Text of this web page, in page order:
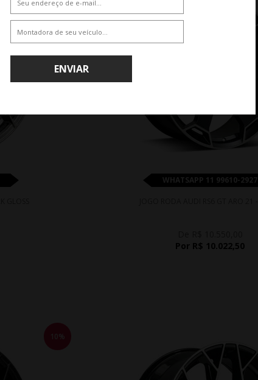
WHATSAPP 11 99610-2927
Por R$ 10.022,50
ENVIAR